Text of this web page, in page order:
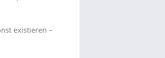
existieren –